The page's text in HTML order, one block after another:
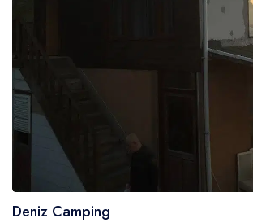
Deniz Camping